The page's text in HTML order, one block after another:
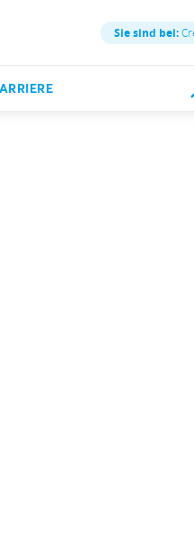
Sie sind bei: